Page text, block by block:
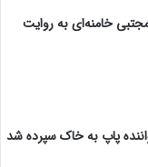
خامنه‌ای به روایت
پاپ به خاک سپرده شد